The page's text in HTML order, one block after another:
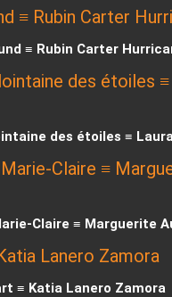
≡ Rubin Carter
des étoiles ≡
Claire ≡ Marguerite
≡ Katia Lanero Zamora